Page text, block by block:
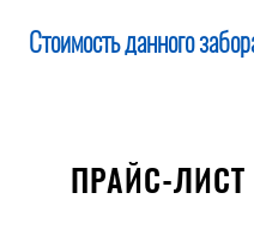
Стоимость данного
ПРАЙС-